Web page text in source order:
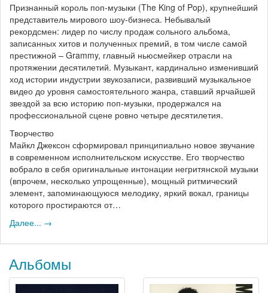
Признанный король поп-музыки (The King of Pop), крупнейший
представитель мирового шоу-бизнеса. Небывалый
рекордсмен: лидер по числу продаж сольного альбома,
записанных хитов и полученных премий, в том числе самой
престижной – Grammy, главный ньюсмейкер отрасли на
протяжении десятилетий. Музыкант, кардинально изменивший
ход истории индустрии звукозаписи, развивший музыкальное
видео до уровня самостоятельного жанра, ставший ярчайшей
звездой за всю историю поп-музыки, продержался на
профессиональной сцене ровно четыре десятилетия.
Творчество
Майкл Джексон сформировал принципиально новое звучание
в современном исполнительском искусстве. Его творчество
вобрало в себя оригинальные интонации негритянской музыки
(впрочем, несколько упрощенные), мощный ритмический
элемент, запоминающуюся мелодику, яркий вокал, границы
которого простираются от…
Далее... →
Альбомы